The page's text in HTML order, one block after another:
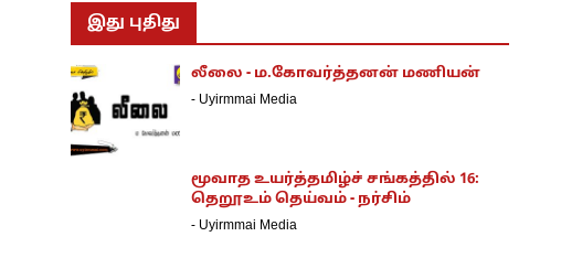
இது புதிது
லீலை - ம.கோவர்த்தனன் மணியன்
- Uyirmmai Media
மூவாத உயர்த்தமிழ்ச் சங்கத்தில் 16:
தெறூஉம் தெய்வம் - நர்சிம்
- Uyirmmai Media